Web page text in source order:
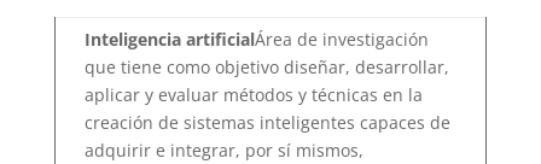
Inteligencia artificialÁrea de investigación
que tiene como objetivo diseñar, desarrollar,
aplicar y evaluar métodos y técnicas en la
creación de sistemas inteligentes capaces de
adquirir e integrar, por sí mismos,